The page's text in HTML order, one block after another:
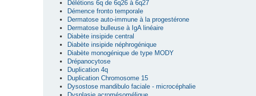
Délétions 6q de 6q26 à 6q27
Démence fronto temporale
Dermatose auto-immune à la progestérone
Dermatose bulleuse à IgA linéaire
Diabète insipide central
Diabète insipide néphrogénique
Diabète monogénique de type MODY
Drépanocytose
Duplication 4q
Duplication Chromosome 15
Dysostose mandibulo faciale - microcéphalie